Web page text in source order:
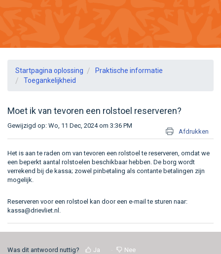
Startpagina oplossing
Praktische informatie
Toegankelijkheid
Moet ik van tevoren een rolstoel reserveren?
Afdrukken
Gewijzigd op: Wo, 11 Dec, 2024 om 3:36 PM
Het is aan te raden om van tevoren een rolstoel te reserveren, omdat we
een beperkt aantal rolstoelen beschikbaar hebben. De borg wordt
verrekend bij de kassa; zowel pinbetaling als contante betalingen zijn
mogelijk.
Reserveren voor een rolstoel kan door een e-mail te sturen naar:
kassa@drievliet.nl.
Was dit antwoord nuttig? Ja Nee